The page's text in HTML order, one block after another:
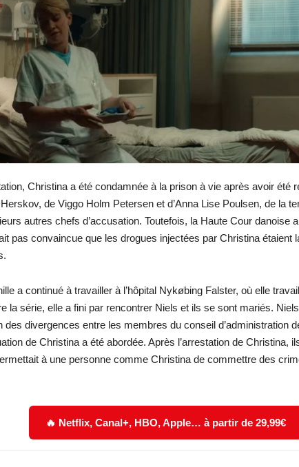
Christina a été condamnée à la prison à vie après avoir été
de Viggo Holm Petersen et d’Anna Lise Poulsen, de la
autres chefs d’accusation. Toutefois, la Haute Cour danoise
pas convaincue que les drogues injectées par Christina étaient
a continué à travailler à l’hôpital Nykøbing Falster, où elle
la série, elle a fini par rencontrer Niels et ils se sont mariés.
des divergences entre les membres du conseil d’administration
de Christina a été abordée. Après l’arrestation de Christina,
à une personne comme Christina de commettre des
🔥 Netflix, Canal+, HBO, Apple… à partir de 29,99€